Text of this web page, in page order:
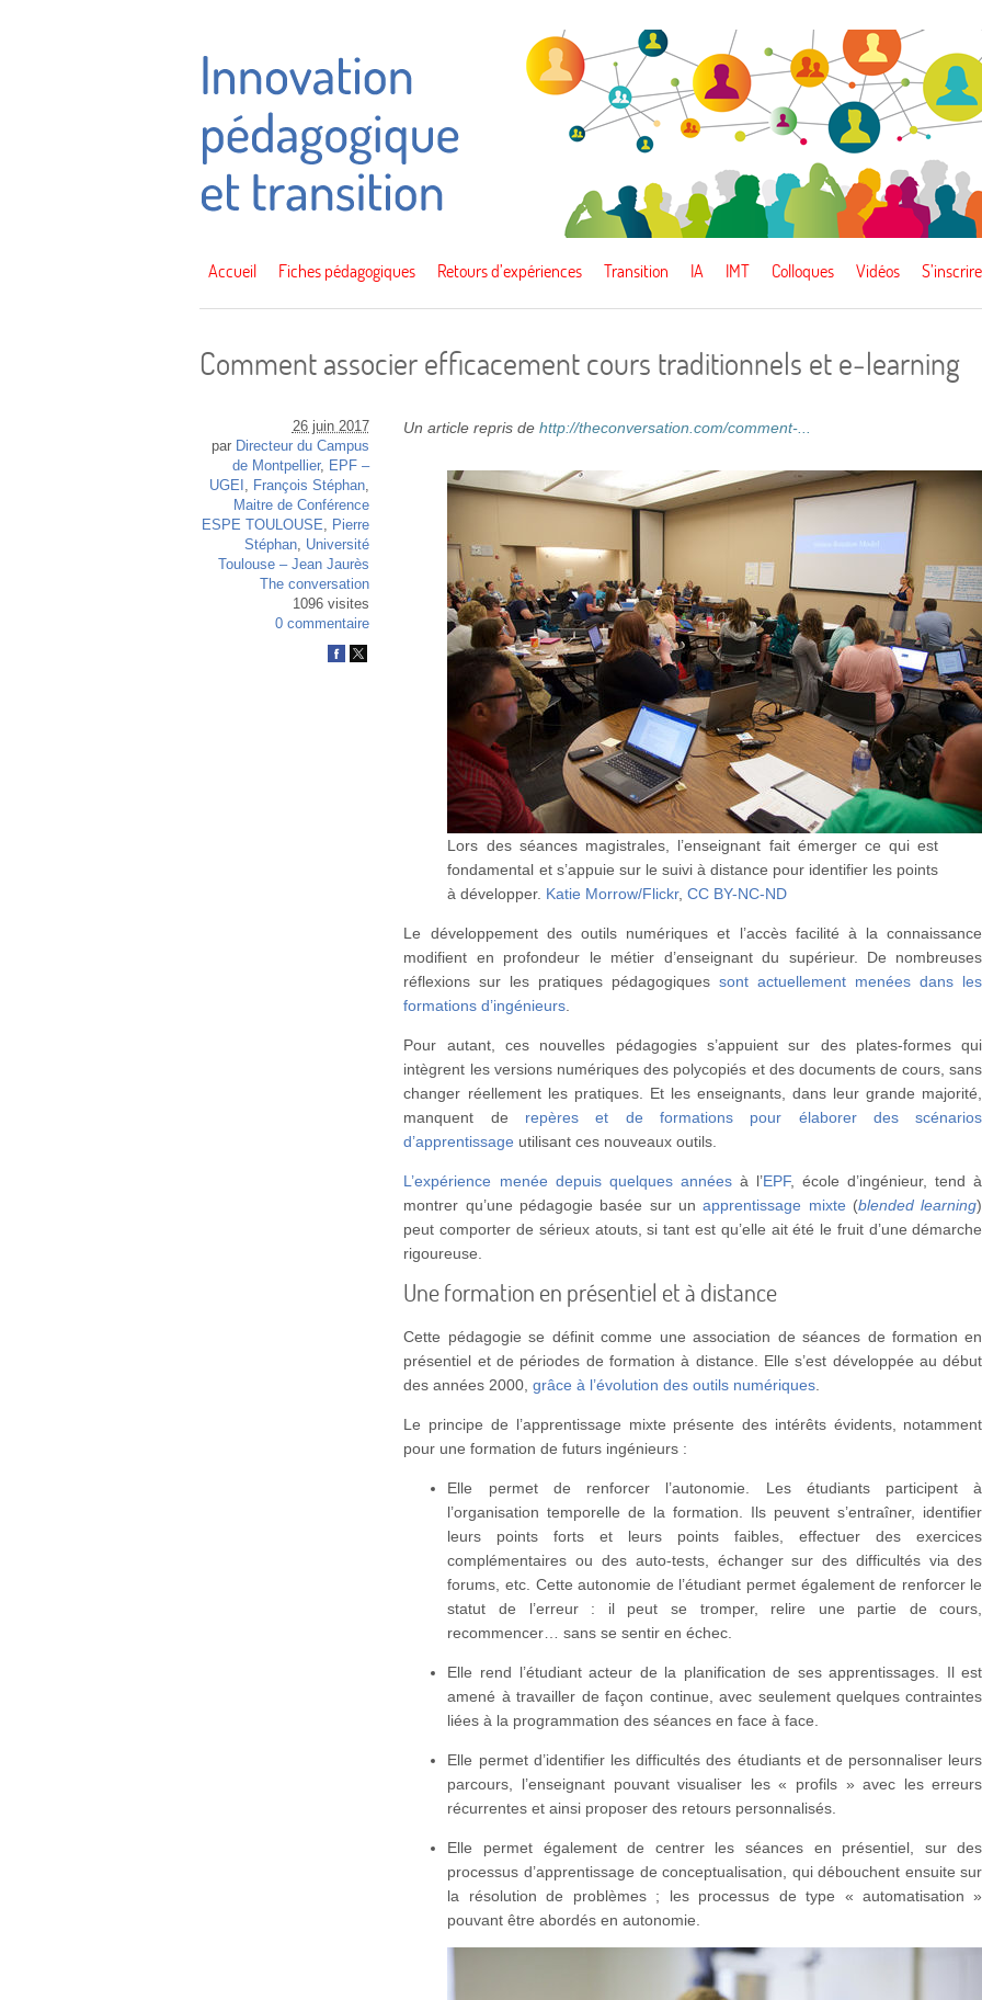
Accueil Fiches pédagogiques Retours d’expériences Transition IA IMT Colloques Vidéos S’inscrire
Comment associer efficacement cours traditionnels et e‑learning
26 juin 2017
par Directeur du Campus
de Montpellier,
EPF –
UGEI
François Stéphan,
Maitre de Conférence
ESPE TOULOUSE
Pierre
Stéphan, Université
Toulouse – Jean Jaurès
The conversation
1096 visites
0 commentaire
Un article repris dehttp://theconversation.com/comment-...
Lors des séances magistrales, l’enseignant fait émerger ce qui est
fondamental et s’appuie sur le suivi à distance pour identifier les points
à développer. Katie Morrow/Flickr,CC BY-NC-ND
Le développement des outils numériques et l’accès facilité à la connaissance
modifient en profondeur le métier d’enseignant du supérieur. De nombreuses
réflexions sur les pratiques pédagogiquessont actuellement menées dans les
formations d’ingénieurs
Pour autant, ces nouvelles pédagogies s’appuient sur des plates-formes qui
intègrent les versions numériques des polycopiés et des documents de cours, sans
changer réellement les pratiques. Et les enseignants, dans leur grande majorité,
manquent de repères et de formations pour élaborer des scénarios
d’apprentissage utilisant ces nouveaux outils.
L’expérience menée depuis quelques annéesà l’EPF, école d’ingénieur, tend à
montrer qu’une pédagogie basée sur unapprentissage mixte (blended learning)
peut comporter de sérieux atouts, si tant est qu’elle ait été le fruit d’une démarche
rigoureuse.
Une formation en présentiel et à distance
Cette pédagogie se définit comme une association de séances de formation en
présentiel et de périodes de formation à distance. Elle s’est développée au début
des années 2000,grâce à l’évolution des outils numériques
Le principe de l’apprentissage mixte présente des intérêts évidents, notamment
pour une formation de futurs ingénieurs :
Elle permet de renforcer l’autonomie. Les étudiants participent à
l’organisation temporelle de la formation. Ils peuvent s’entraîner, identifier
leurs points forts et leurs points faibles, effectuer des exercices
complémentaires ou des auto-tests, échanger sur des difficultés via des
forums, etc. Cette autonomie de l’étudiant permet également de renforcer le
statut de l’erreur : il peut se tromper, relire une partie de cours,
recommencer… sans se sentir en échec.
Elle rend l’étudiant acteur de la planification de ses apprentissages. Il est
amené à travailler de façon continue, avec seulement quelques contraintes
liées à la programmation des séances en face à face.
Elle permet d’identifier les difficultés des étudiants et de personnaliser leurs
parcours, l’enseignant pouvant visualiser les « profils » avec les erreurs
récurrentes et ainsi proposer des retours personnalisés.
Elle permet également de centrer les séances en présentiel, sur des
processus d’apprentissage de conceptualisation, qui débouchent ensuite sur
la résolution de problèmes ; les processus de type « automatisation »
pouvant être abordés en autonomie.